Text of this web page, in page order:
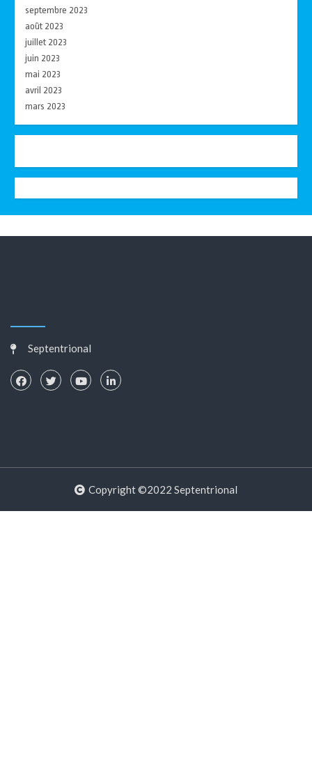
septembre 2023
août 2023
juillet 2023
juin 2023
mai 2023
avril 2023
mars 2023
Septentrional
Copyright ©2022 Septentrional